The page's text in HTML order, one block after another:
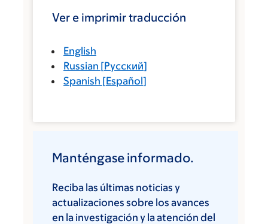
Ver e imprimir traducción
English
Russian [Русский]
Spanish [Español]
Manténgase informado.
Reciba las últimas noticias y
actualizaciones sobre los avances
en la investigación y la atención del